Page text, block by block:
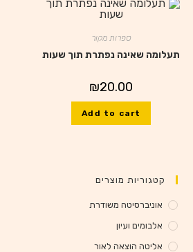
ספרות מקור
תעלומה שאינה נפתרת תוך שעות
₪20.00
Add to cart
קטגוריות מוצרים
אוניברסיטה משודרת
אלבומים ועיון
אליטה הוצאה לאור